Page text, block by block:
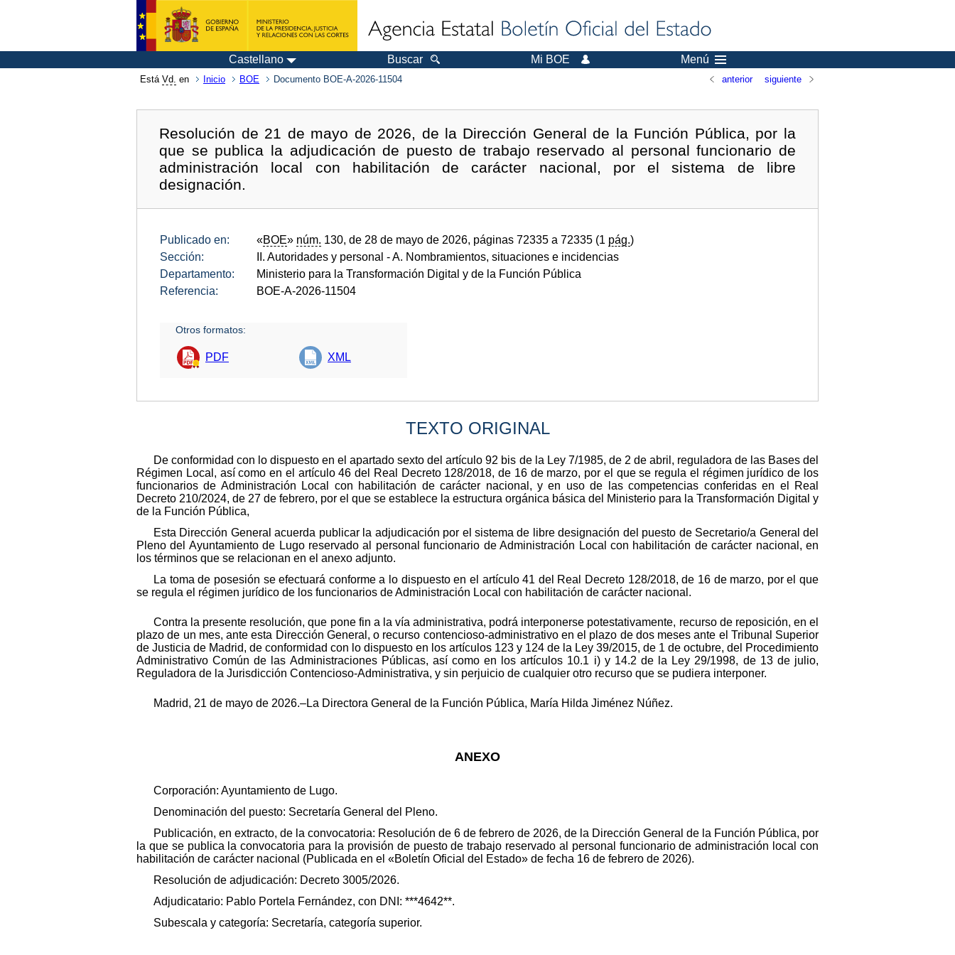
Castellano Buscar Mi BOE Menú
Está Vd. en Inicio BOE Documento BOE-A-2026-11504 anterior siguiente
Resolución de 21 de mayo de 2026, de la Dirección General de la Función Pública, por la
que se publica la adjudicación de puesto de trabajo reservado al personal funcionario de
administración local con habilitación de carácter nacional, por el sistema de libre
designación.
Publicado en: «BOE» núm. 130, de 28 de mayo de 2026, páginas 72335 a 72335 (1 pág.)
Sección:
II. Autoridades y personal - A. Nombramientos, situaciones e incidencias
Departamento:
Ministerio para la Transformación Digital y de la Función Pública
Referencia:
BOE-A-2026-11504
Otros formatos:
PDF XML
TEXTO ORIGINAL
De conformidad con lo dispuesto en el apartado sexto del artículo 92 bis de la Ley 7/1985, de 2 de abril, reguladora de las Bases del
Régimen Local, así como en el artículo 46 del Real Decreto 128/2018, de 16 de marzo, por el que se regula el régimen jurídico de los
funcionarios de Administración Local con habilitación de carácter nacional, y en uso de las competencias conferidas en el Real
Decreto 210/2024, de 27 de febrero, por el que se establece la estructura orgánica básica del Ministerio para la Transformación Digital y
de la Función Pública,
Esta Dirección General acuerda publicar la adjudicación por el sistema de libre designación del puesto de Secretario/a General del
Pleno del Ayuntamiento de Lugo reservado al personal funcionario de Administración Local con habilitación de carácter nacional, en
los términos que se relacionan en el anexo adjunto.
La toma de posesión se efectuará conforme a lo dispuesto en el artículo 41 del Real Decreto 128/2018, de 16 de marzo, por el que
se regula el régimen jurídico de los funcionarios de Administración Local con habilitación de carácter nacional.
Contra la presente resolución, que pone fin a la vía administrativa, podrá interponerse potestativamente, recurso de reposición, en el
plazo de un mes, ante esta Dirección General, o recurso contencioso-administrativo en el plazo de dos meses ante el Tribunal Superior
de Justicia de Madrid, de conformidad con lo dispuesto en los artículos 123 y 124 de la Ley 39/2015, de 1 de octubre, del Procedimiento
Administrativo Común de las Administraciones Públicas, así como en los artículos 10.1 i) y 14.2 de la Ley 29/1998, de 13 de julio,
Reguladora de la Jurisdicción Contencioso-Administrativa, y sin perjuicio de cualquier otro recurso que se pudiera interponer.
Madrid, 21 de mayo de 2026.–La Directora General de la Función Pública, María Hilda Jiménez Núñez.
ANEXO
Corporación: Ayuntamiento de Lugo.
Denominación del puesto: Secretaría General del Pleno.
Publicación, en extracto, de la convocatoria: Resolución de 6 de febrero de 2026, de la Dirección General de la Función Pública, por
la que se publica la convocatoria para la provisión de puesto de trabajo reservado al personal funcionario de administración local con
habilitación de carácter nacional (Publicada en el «Boletín Oficial del Estado» de fecha 16 de febrero de 2026).
Resolución de adjudicación: Decreto 3005/2026.
Adjudicatario: Pablo Portela Fernández, con DNI: ***4642**.
Subescala y categoría: Secretaría, categoría superior.